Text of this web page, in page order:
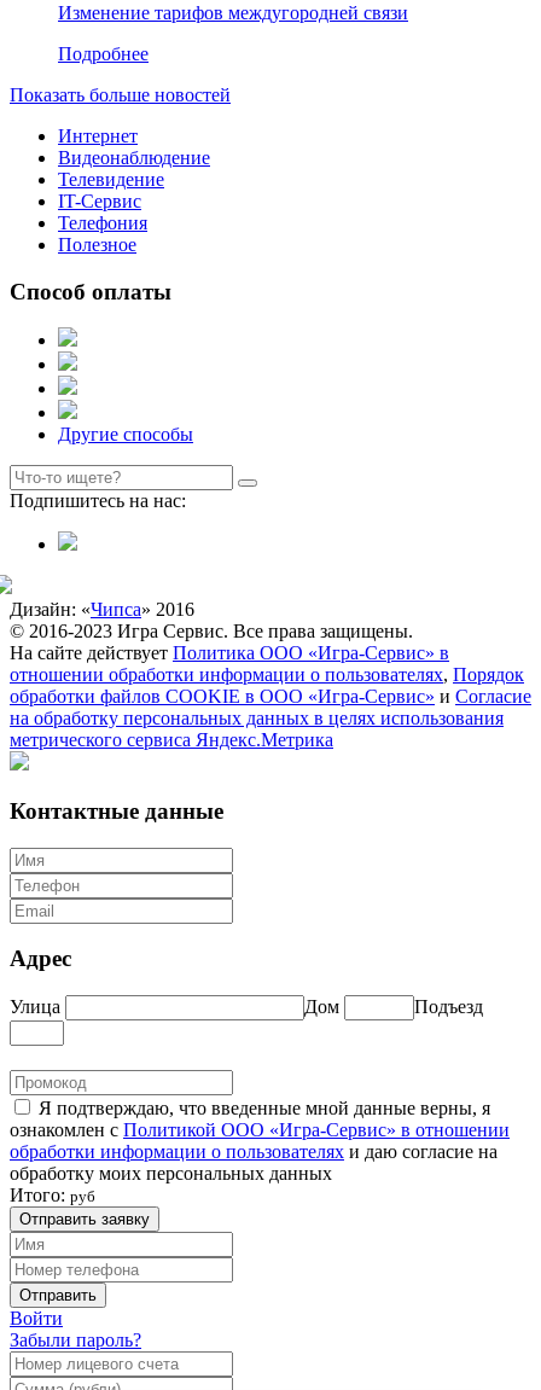
Изменение тарифов междугородней связи
Подробнее
Показать больше новостей
Интернет
Видеонаблюдение
Телевидение
IT-Сервис
Телефония
Полезное
Способ оплаты
Другие способы
Подпишитесь на нас:
Дизайн: «Чипса» 2016
© 2016-2023 Игра Сервис. Все права защищены.
На сайте действует Политика ООО «Игра-Сервис» в
отношении обработки информации о пользователях, Порядок
обработки файлов COOKIE в ООО «Игра-Сервис» и Согласие
на обработку персональных данных в целях использования
метрического сервиса Яндекс.Метрика
Контактные данные
Адрес
Улица Дом Подъезд
Я подтверждаю, что введенные мной данные верны, я
ознакомлен с Политикой ООО «Игра-Сервис» в отношении
обработки информации о пользователях и даю согласие на
обработку моих персональных данных
Итого: руб
Отправить заявку
Отправить
Войти
Забыли пароль?